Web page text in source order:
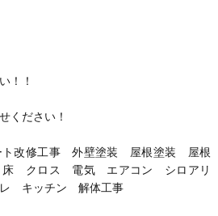
！！
ください！
改修工事 外壁塗装 屋根塗装 屋根
床 クロス 電気 エアコン シロアリ
キッチン 解体工事